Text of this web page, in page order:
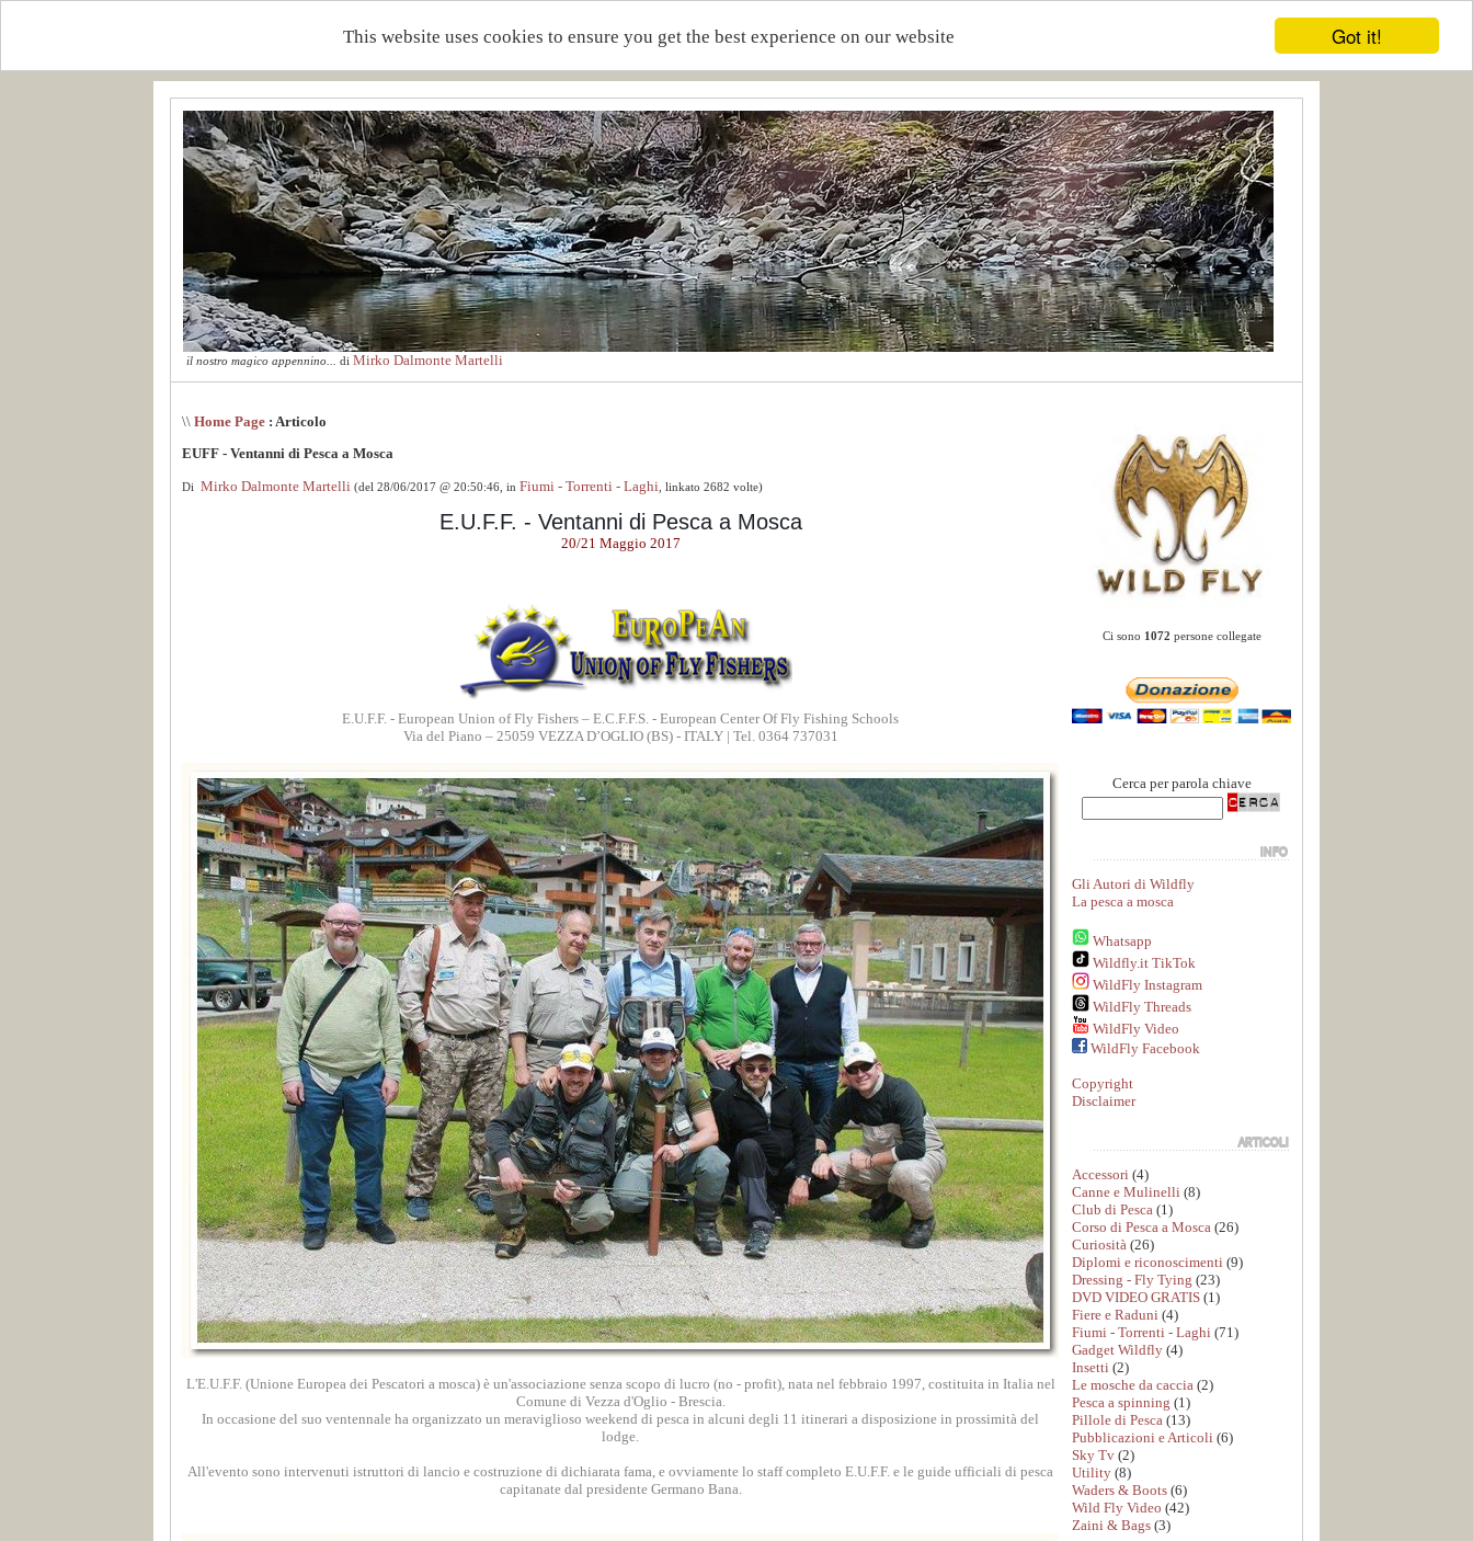
Got it!
This website uses cookies to ensure you get the best experience on our website
il nostro magico appennino... di Mirko Dalmonte Martelli
\\ Home Page : Articolo
EUFF - Ventanni di Pesca a Mosca
Di Mirko Dalmonte Martelli (del 28/06/2017 @ 20:50:46, in Fiumi - Torrenti - Laghi , linkato 2682 volte)
E.U.F.F. - Ventanni di Pesca a Mosca
20/21 Maggio 2017
E.U.F.F. - European Union of Fly Fishers – E.C.F.F.S. - European Center Of Fly Fishing Schools
Via del Piano – 25059 VEZZA D’OGLIO (BS) - ITALY | Tel. 0364 737031
L'E.U.F.F. (Unione Europea dei Pescatori a mosca) è un'associazione senza scopo di lucro (no - profit), nata nel febbraio 1997, costituita in Italia nel
Comune di Vezza d'Oglio - Brescia.
In occasione del suo ventennale ha organizzato un meraviglioso weekend di pesca in alcuni degli 11 itinerari a disposizione in prossimità del
lodge.
All'evento sono intervenuti istruttori di lancio e costruzione di dichiarata fama, e ovviamente lo staff completo E.U.F.F. e le guide ufficiali di pesca
capitanate dal presidente Germano Bana.
Ci sono 1072 persone collegate
Cerca per parola chiave
Gli Autori di Wildfly
La pesca a mosca
Whatsapp
Wildfly.it TikTok
WildFly Instagram
WildFly Threads
WildFly Video
WildFly Facebook
Copyright
Disclaimer
Accessori (4)
Canne e Mulinelli (8)
Club di Pesca (1)
Corso di Pesca a Mosca (26)
Curiosità (26)
Diplomi e riconoscimenti (9)
Dressing - Fly Tying (23)
DVD VIDEO GRATIS (1)
Fiere e Raduni (4)
Fiumi - Torrenti - Laghi (71)
Gadget Wildfly (4)
Insetti (2)
Le mosche da caccia (2)
Pesca a spinning (1)
Pillole di Pesca (13)
Pubblicazioni e Articoli (6)
Sky Tv (2)
Utility (8)
Waders & Boots (6)
Wild Fly Video (42)
Zaini & Bags (3)